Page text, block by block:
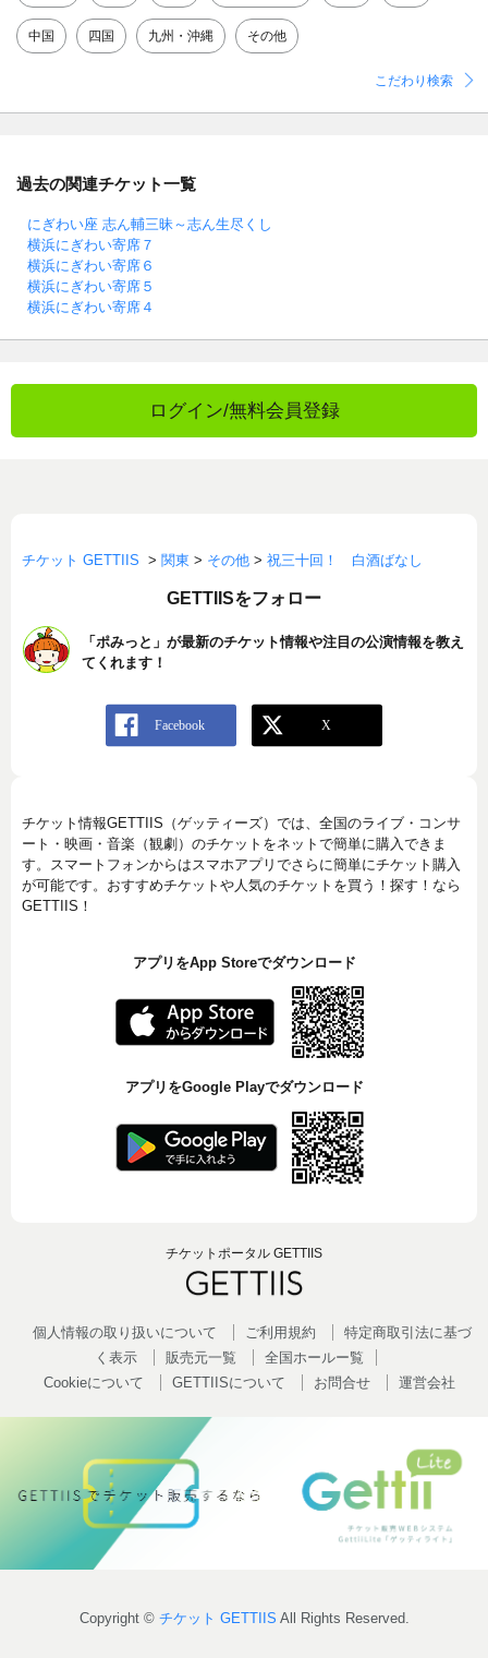
中国 四国 九州・沖縄 その他
こだわり検索
過去の関連チケット一覧
にぎわい座 志ん輔三昧～志ん生尽くし
横浜にぎわい寄席７
横浜にぎわい寄席６
横浜にぎわい寄席５
横浜にぎわい寄席４
ログイン/無料会員登録
チケット GETTIIS > 関東 > その他 > 祝三十回！ 白酒ばなし
GETTIISをフォロー
「ポみっと」が最新のチケット情報や注目の公演情報を教え
てくれます！
チケット情報GETTIIS（ゲッティーズ）では、全国のライブ・コンサ
ート・映画・音楽（観劇）のチケットをネットで簡単に購入できま
す。スマートフォンからはスマホアプリでさらに簡単にチケット購入
が可能です。おすすめチケットや人気のチケットを買う！探す！なら
GETTIIS！
アプリをApp Storeでダウンロード
アプリをGoogle Playでダウンロード
チケットポータル GETTIIS
個人情報の取り扱いについて ご利用規約
特定商取引法に基づ
く表示
販売元一覧
全国ホールー覧
Cookieについて
GETTIISについて お問合せ 運営会社
Copyright © チケット GETTIIS All Rights Reserved.